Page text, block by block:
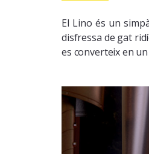
El Lino és un
disfressa de gat
es converteix en